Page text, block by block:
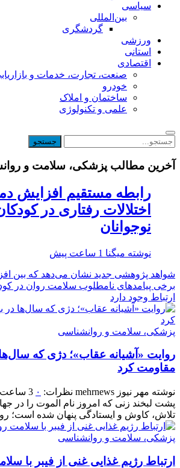
سیاسی
بین‌المللی
گردشگری
ورزشی
استانی
اقتصادی
صنعت، تجارت، خدمات و
خودرو
ساختمان و املاک
علمی و تکنولوژی
آخرین مطالب پزشکی، سلامت و
رابطه مستقیم افزایش
اختلالات رفتاری در
نوجوانان
نوشته میگنا 1 ساعت پیش
شواهد پژوهشی جدید نشان می‌دهد که بین
برخی پیامدهای نامطلوب سلامت روان در
ارتباط وجود دارد
پزشکی، سلامت و روانشناسی
روایت «آشیانه عقاب»؛ دژی که سال‌ها
مقاومت کرد
نوشته مهر نیوز mehrnews نظرات: ۰ 3 ساعت پیش
تلاش، کاوش و ایستادگی پنهان شده است؛
پزشکی، سلامت و روانشناسی
ارتباط رژیم غذایی غنی از فیبر با